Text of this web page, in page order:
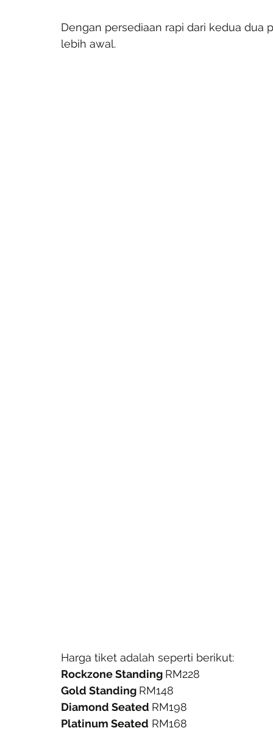
Dengan persediaan rapi dari kedua
lebih awal.
Harga tiket adalah seperti berikut:
Rockzone Standing RM228
Gold Standing RM148
Diamond Seated RM198
Platinum Seated RM168